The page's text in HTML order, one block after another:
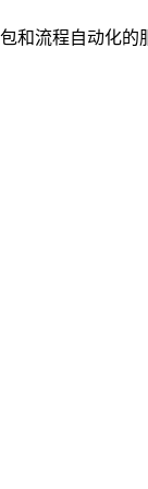
和流程自动化的